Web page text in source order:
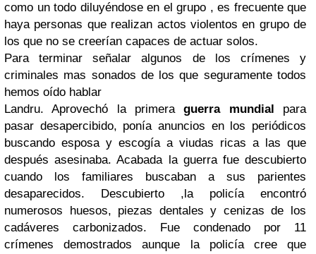
como un todo diluyéndose en el grupo , es frecuente que
haya personas que realizan actos violentos en grupo de
los que no se creerían capaces de actuar solos.
Para terminar señalar algunos de los crímenes y
criminales mas sonados de los que seguramente todos
hemos oído hablar
Landru. Aprovechó la primeraguerra mundial para
pasar desapercibido, ponía anuncios en los periódicos
buscando esposa y escogía a viudas ricas a las que
después asesinaba. Acabada la guerra fue descubierto
cuando los familiares buscaban a sus parientes
desaparecidos. Descubierto ,la policía encontró
numerosos huesos, piezas dentales y cenizas de los
cadáveres carbonizados. Fue condenado por 11
crímenes demostrados aunque la policía cree que